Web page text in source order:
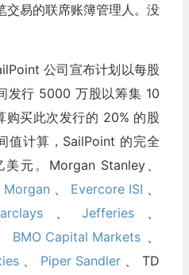
交易的联席账簿管理人。没
公司宣布计划以每股
发行 5000 万股以筹集 10
购买此次发行的 20% 的股
值计算，SailPoint 的完全
元。Morgan Stanley、
Morgan Evercore ISI
Jefferies、
BMO Capital Markets、
、 Piper Sandler、TD